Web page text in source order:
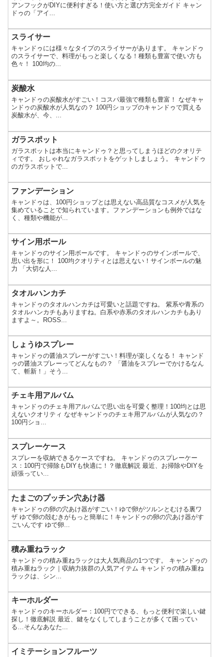
アンフックがDIYに便利すぎる！使い方と選び方完全ガイド キャン
ドゥの「アイ...
スライサー
キャンドゥには様々なタイプのスライサーがあります。 キャンドゥ
のスライサーで、料理がもっと楽しくなる！種類も豊富で使い方も
色々！ 100均の...
炭酸水
キャンドゥの炭酸水がすごい！コスパ最強で種類も豊富！ なぜキャ
ンドゥの炭酸水が人気なの？ 100円ショップのキャンドゥで買える
炭酸水が、今、...
ガラスポット
ガラスポットは本当にキャンドゥ？と思ってしまうほどのクオリテ
ィです。 おしゃれなガラスポットをゲットしましょう。 キャンドゥ
のガラスポットで...
ファンデーション
キャンドゥは、100円ショップとは思えない高品質なコスメが人気を
集めていることで知られています。ファンデーションも例外ではな
く、種類や機能が...
サイン用ボール
キャンドゥのサイン用ボールです。 キャンドゥのサインボールで、
思い出を形に！ 100均クオリティとは思えない！サインボールの魅
力 「大切な人...
タオルハンカチ
キャンドゥのタオルハンカチは可愛いと話題ですね。 紫系や青系の
タオルハンカチもありますね。白系や赤系のタオルハンカチもあり
ますよ～。ROSS...
しょうゆスプレー
キャンドゥの醤油スプレーがすごい！料理が楽しくなる！ キャンド
ゥの醤油スプレーってどんなもの？ 「醤油をスプレーでかけるなん
て、斬新！」そう...
チェキ用アルバム
キャンドゥのチェキ用アルバムで思い出を可愛く整理！100均とは思
えないクオリティ なぜキャンドゥのチェキ用アルバムが人気なの？
100円ショ...
スプレーケース
スプレーを収納できるケースですね。 キャンドゥのスプレーケー
ス：100円で掃除もDIYも快適に！？徹底解説 最近、お掃除やDIYを
頑張ってい...
たまごのプッチン穴あけ器
キャンドゥの卵の穴あけ器がすごい！ゆで卵がツルンとむける裏ワ
ザ ゆで卵の殻むきがもっと簡単に！キャンドゥの卵の穴あけ器がす
ごいんです ゆで卵...
積み重ねラック
キャンドゥの積み重ねラックは大人気商品の1つです。 キャンドゥの
積み重ねラック｜収納力抜群の人気アイテム キャンドゥの積み重ね
ラックは、シン...
キーホルダー
キャンドゥのキーホルダー：100円でできる、もっと便利で楽しい鍵
探し！徹底解説 最近、鍵をなくしてしまうことが多くて困ってい
る…そんなあなた...
イミテーションフルーツ